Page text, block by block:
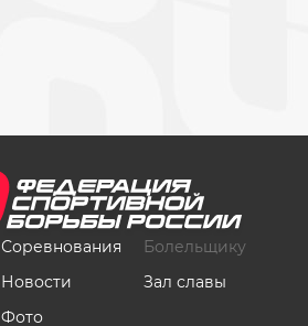
Соревнования
Новости
Фото
Болельщику
Зал славы